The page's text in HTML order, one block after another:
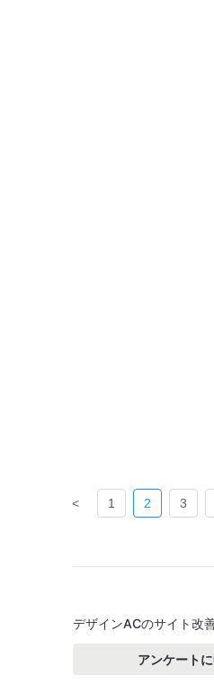
< 1 2 3
デザインACのサイト改
アンケート